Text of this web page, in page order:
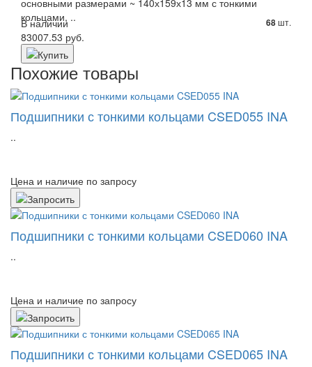
основными размерами ~ 140х159х13 мм с тонкими
кольцами, ..
В наличии 68шт.
83007.53 руб.
Похожие товары
Подшипники с тонкими кольцами CSED055 INA
..
Цена и наличие по запросу
Подшипники с тонкими кольцами CSED060 INA
..
Цена и наличие по запросу
Подшипники с тонкими кольцами CSED065 INA